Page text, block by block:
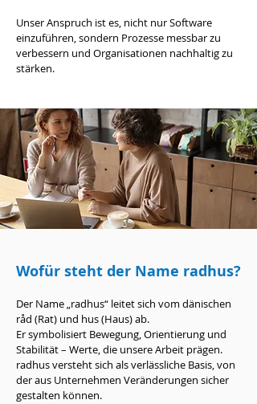
Unser Anspruch ist es, nicht nur Software
einzuführen, sondern Prozesse messbar zu
verbessern und Organisationen nachhaltig zu
stärken.
Wofür steht der Name radhus?
Der Name „radhus“ leitet sich vom dänischen
råd (Rat) und hus (Haus) ab.
Er symbolisiert Bewegung, Orientierung und
Stabilität – Werte, die unsere Arbeit prägen.
radhus versteht sich als verlässliche Basis, von
der aus Unternehmen Veränderungen sicher
gestalten können.